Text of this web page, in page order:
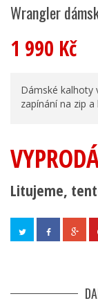
Wrangler
1 990 Kč
Dámské kalhoty
zapínání na zip
Litujeme,